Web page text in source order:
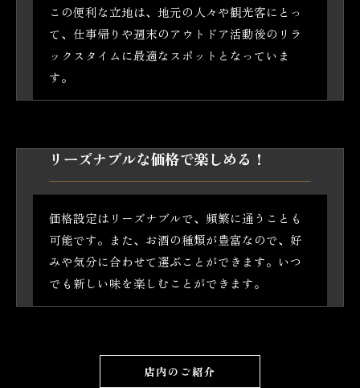
この便利な立地は、地元の人々や観光客にとっ
て、仕事帰りや週末のアウトドア活動後のリラ
ックスタイムに最適なスポットとなっていま
す。
リーズナブルな価格で楽しめる！
価格設定はリーズナブルで、頻繁に通うことも
可能です。また、お酒の種類が豊富なので、好
みや気分に合わせて選ぶことができます。いつ
でも新しい味を楽しむことができます。
店内のご紹介